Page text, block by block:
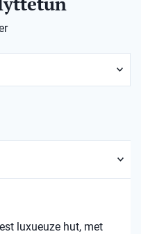
luxueuze hut, met